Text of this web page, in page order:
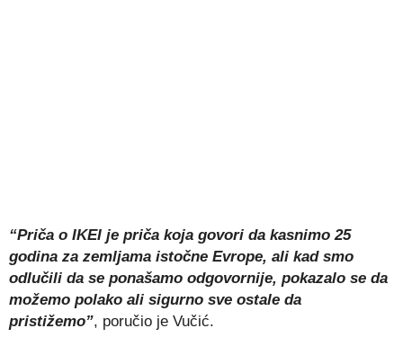
“Priča o IKEI je priča koja govori da kasnimo 25
godina za zemljama istočne Evrope, ali kad smo
odlučili da se ponašamo odgovornije, pokazalo se da
možemo polako ali sigurno sve ostale da
pristižemo”, poručio je Vučić.